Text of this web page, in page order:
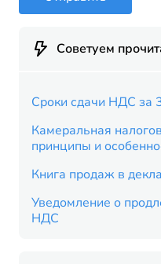
Советуем
Сроки сдачи НДС за
Камеральная
принципы и
Книга продаж в
Уведомление о
НДС